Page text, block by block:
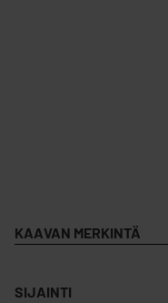
KAAVAN MERKINTÄ
SIJAINTI